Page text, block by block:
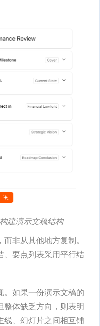
建演示文稿结构
非从其他地方复制。
、要点列表采用平行结
。如果一份演示文稿的
整体缺乏方向，则表明
线、幻灯片之间相互铺